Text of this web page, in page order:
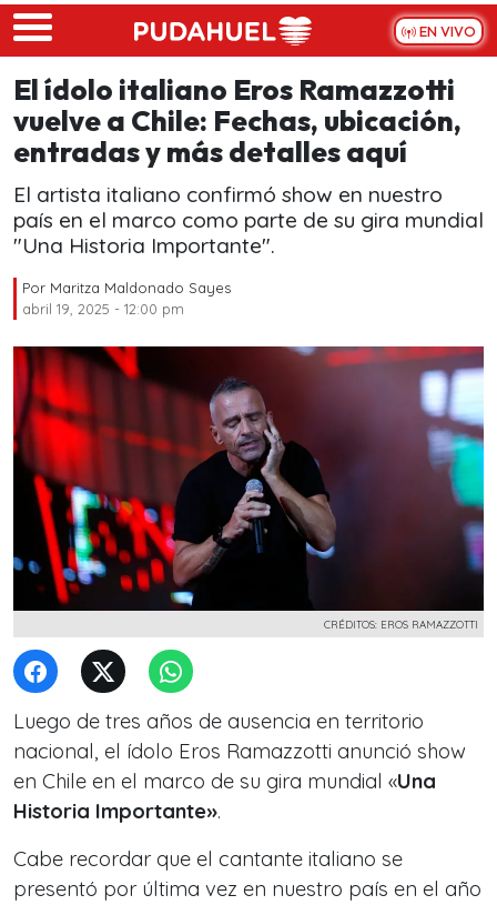
Skip to main content
EN VIVO
El ídolo italiano Eros Ramazzotti
vuelve a Chile: Fechas, ubicación,
entradas y más detalles aquí
El artista italiano confirmó show en nuestro
país en el marco como parte de su gira mundial
"Una Historia Importante".
Por Maritza Maldonado Sayes
abril 19, 2025 - 12:00 pm
CRÉDITOS: EROS RAMAZZOTTI
Luego de tres años de ausencia en territorio
nacional, el ídolo Eros Ramazzotti anunció show
en Chile en el marco de su gira mundial «Una
Historia Importante».
Cabe recordar que el cantante italiano se
presentó por última vez en nuestro país en el año